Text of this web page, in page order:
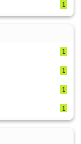
1
1
1
1
1